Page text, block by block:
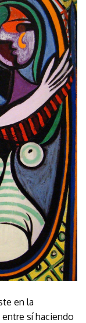
en la
sí haciendo